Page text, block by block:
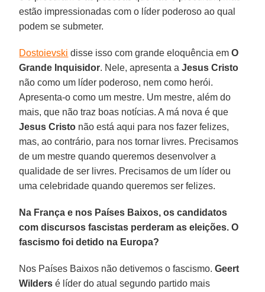
estão impressionadas com o líder poderoso ao qual
podem se submeter.
Dostoievski disse isso com grande eloquência emO
Grande Inquisidor. Nele, apresenta aJesus Cristo
não como um líder poderoso, nem como herói.
Apresenta-o como um mestre. Um mestre, além do
mais, que não traz boas notícias. A má nova é que
Jesus Cristo não está aqui para nos fazer felizes,
mas, ao contrário, para nos tornar livres. Precisamos
de um mestre quando queremos desenvolver a
qualidade de ser livres. Precisamos de um líder ou
uma celebridade quando queremos ser felizes.
Na França e nos Países Baixos, os candidatos
com discursos fascistas perderam as eleições. O
fascismo foi detido na Europa?
Nos Países Baixos não detivemos o fascismo.Geert
Wilders é líder do atual segundo partido mais